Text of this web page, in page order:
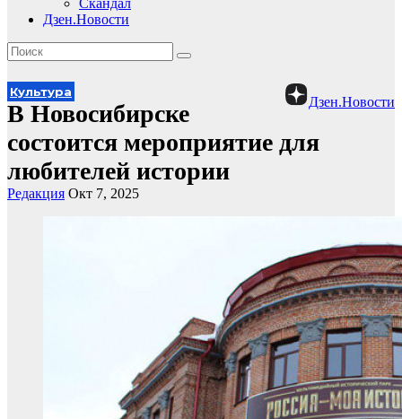
Скандал
Дзен.Новости
Дзен.Новости
Культура
В Новосибирске
состоится мероприятие для
любителей истории
Редакция Окт 7, 2025